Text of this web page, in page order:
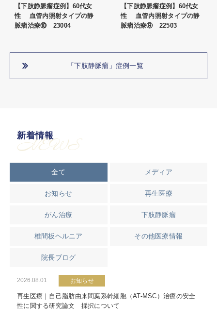
【下肢静脈瘤症例】60代女
性 血管内照射タイプの静
脈瘤治療⑩ 23004
【下肢静脈瘤症例】60代女
性 血管内照射タイプの静
脈瘤治療⑨ 22503
「下肢静脈瘤」症例一覧
新着情報
NEWS
全て メディア
お知らせ 再生医療
がん治療 下肢静脈瘤
椎間板ヘルニア その他医療情報
院長ブログ
2026.08.01 お知らせ
再生医療｜自己脂肪由来間葉系幹細胞（AT-MSC）治療の安全
性に関する研究論文 採択について